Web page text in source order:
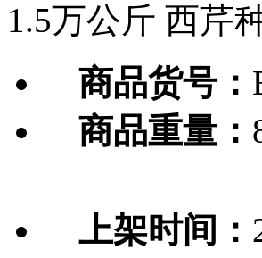
1.5万公斤 西芹
商品货号：
商品重量：
上架时间：